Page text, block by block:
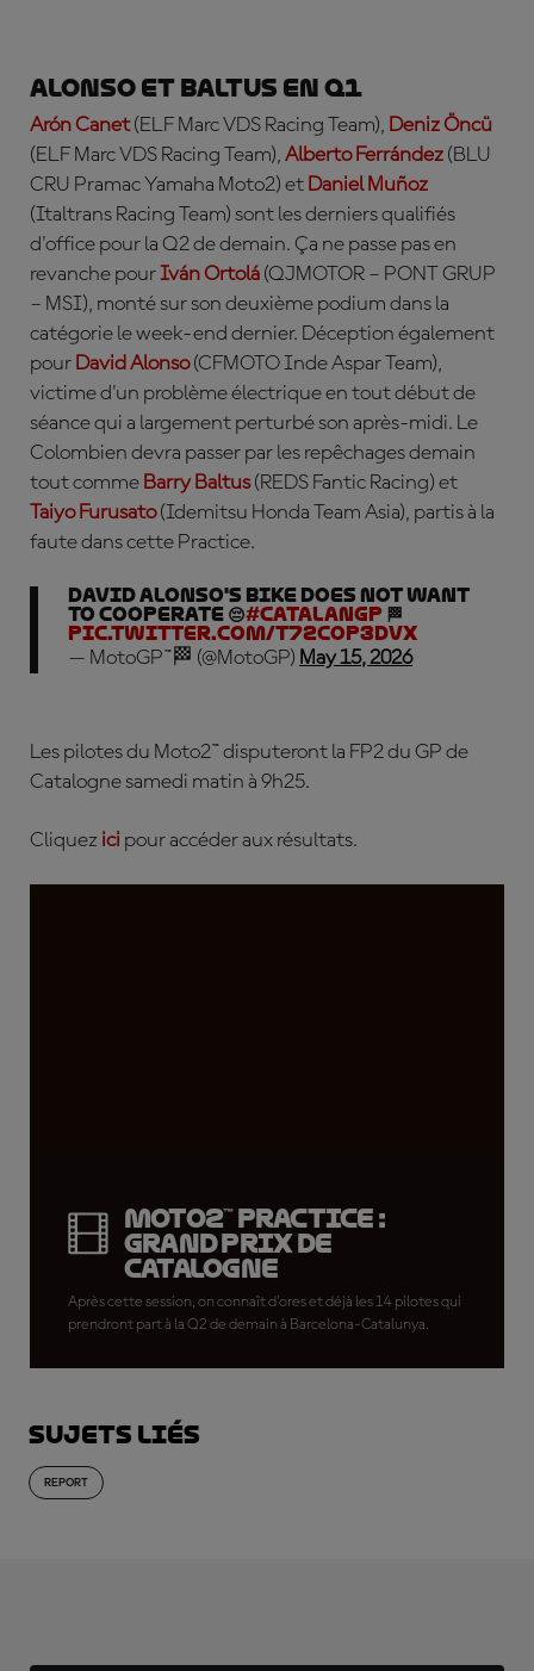
Alonso et Baltus en Q1
Arón Canet (ELF Marc VDS Racing Team), Deniz Öncü
(ELF Marc VDS Racing Team), Alberto Ferrández (BLU
CRU Pramac Yamaha Moto2) et Daniel Muñoz
(Italtrans Racing Team) sont les derniers qualifiés
d'office pour la Q2 de demain. Ça ne passe pas en
revanche pourIván Ortolá (QJMOTOR – PONT GRUP
– MSI), monté sur son deuxième podium dans la
catégorie le week-end dernier. Déception également
pour David Alonso(CFMOTO Inde Aspar Team),
victime d'un problème électrique en tout début de
séance qui a largement perturbé son après-midi. Le
Colombien devra passer par les repêchages demain
tout comme Barry Baltus(REDS Fantic Racing) et
Taiyo Furusato(Idemitsu Honda Team Asia), partis à la
faute dans cette Practice.
David Alonso's bike does not want
to cooperate 😔#CatalanGP 🏁
pic.twitter.com/t72cop3Dvx
— MotoGP™🏁 (@MotoGP) May 15, 2026
Les pilotes du Moto2™ disputeront la FP2 du GP de
Catalogne samedi matin à 9h25.
Cliquez ici pour accéder aux résultats.
Moto2™ Practice :
Grand Prix de
Catalogne
Après cette session, on connaît d'ores et déjà les 14 pilotes qui
prendront part à la Q2 de demain à Barcelona-Catalunya.
Sujets liés
REPORT